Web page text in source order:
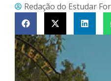
Redação do Estudar